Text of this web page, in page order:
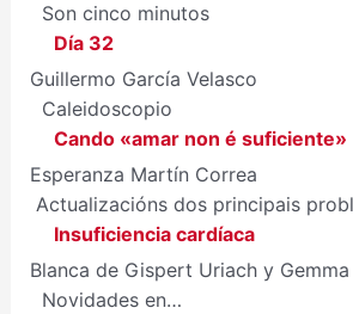
Son cinco minutos
Día 32
Guillermo García Velasco
Caleidoscopio
Cando «amar non é suficiente»
Esperanza Martín Correa
Actualizacións dos principais
Insuficiencia cardíaca
Blanca de Gispert Uriach y
Novidades en…